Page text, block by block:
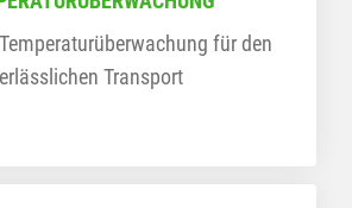
für den
Transport